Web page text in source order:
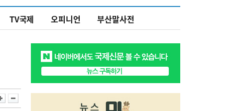
TV국제 오피니언 부산말사전